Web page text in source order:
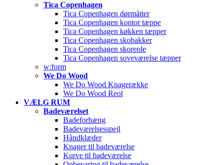
Tica Copenhagen
Tica Copenhagen dørmåtter
Tica Copenhagen kontor tæppe
Tica Copenhagen køkken tæpper
Tica Copenhagen skobakker
Tica Copenhagen skoreole
Tica Copenhagen soveværelse tæpper
w:form
We Do Wood
We Do Wood Knagerække
We Do Wood Reol
VÆLG RUM
Badeværelset
Badeforhæng
Badeværelsesspejl
Håndklæder
Knager til badeværelse
Kurve til badeværelse